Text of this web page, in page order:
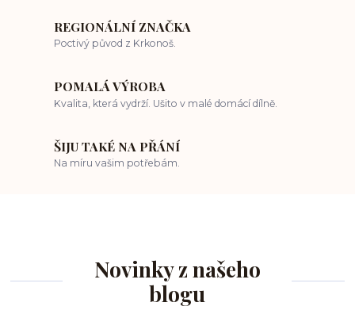
REGIONÁLNÍ ZNAČKA
Poctivý původ z Krkonoš.
POMALÁ VÝROBA
Kvalita, která vydrží. Ušito v malé domácí dílně.
ŠIJU TAKÉ NA PŘÁNÍ
Na míru vašim potřebám.
Novinky z našeho
blogu